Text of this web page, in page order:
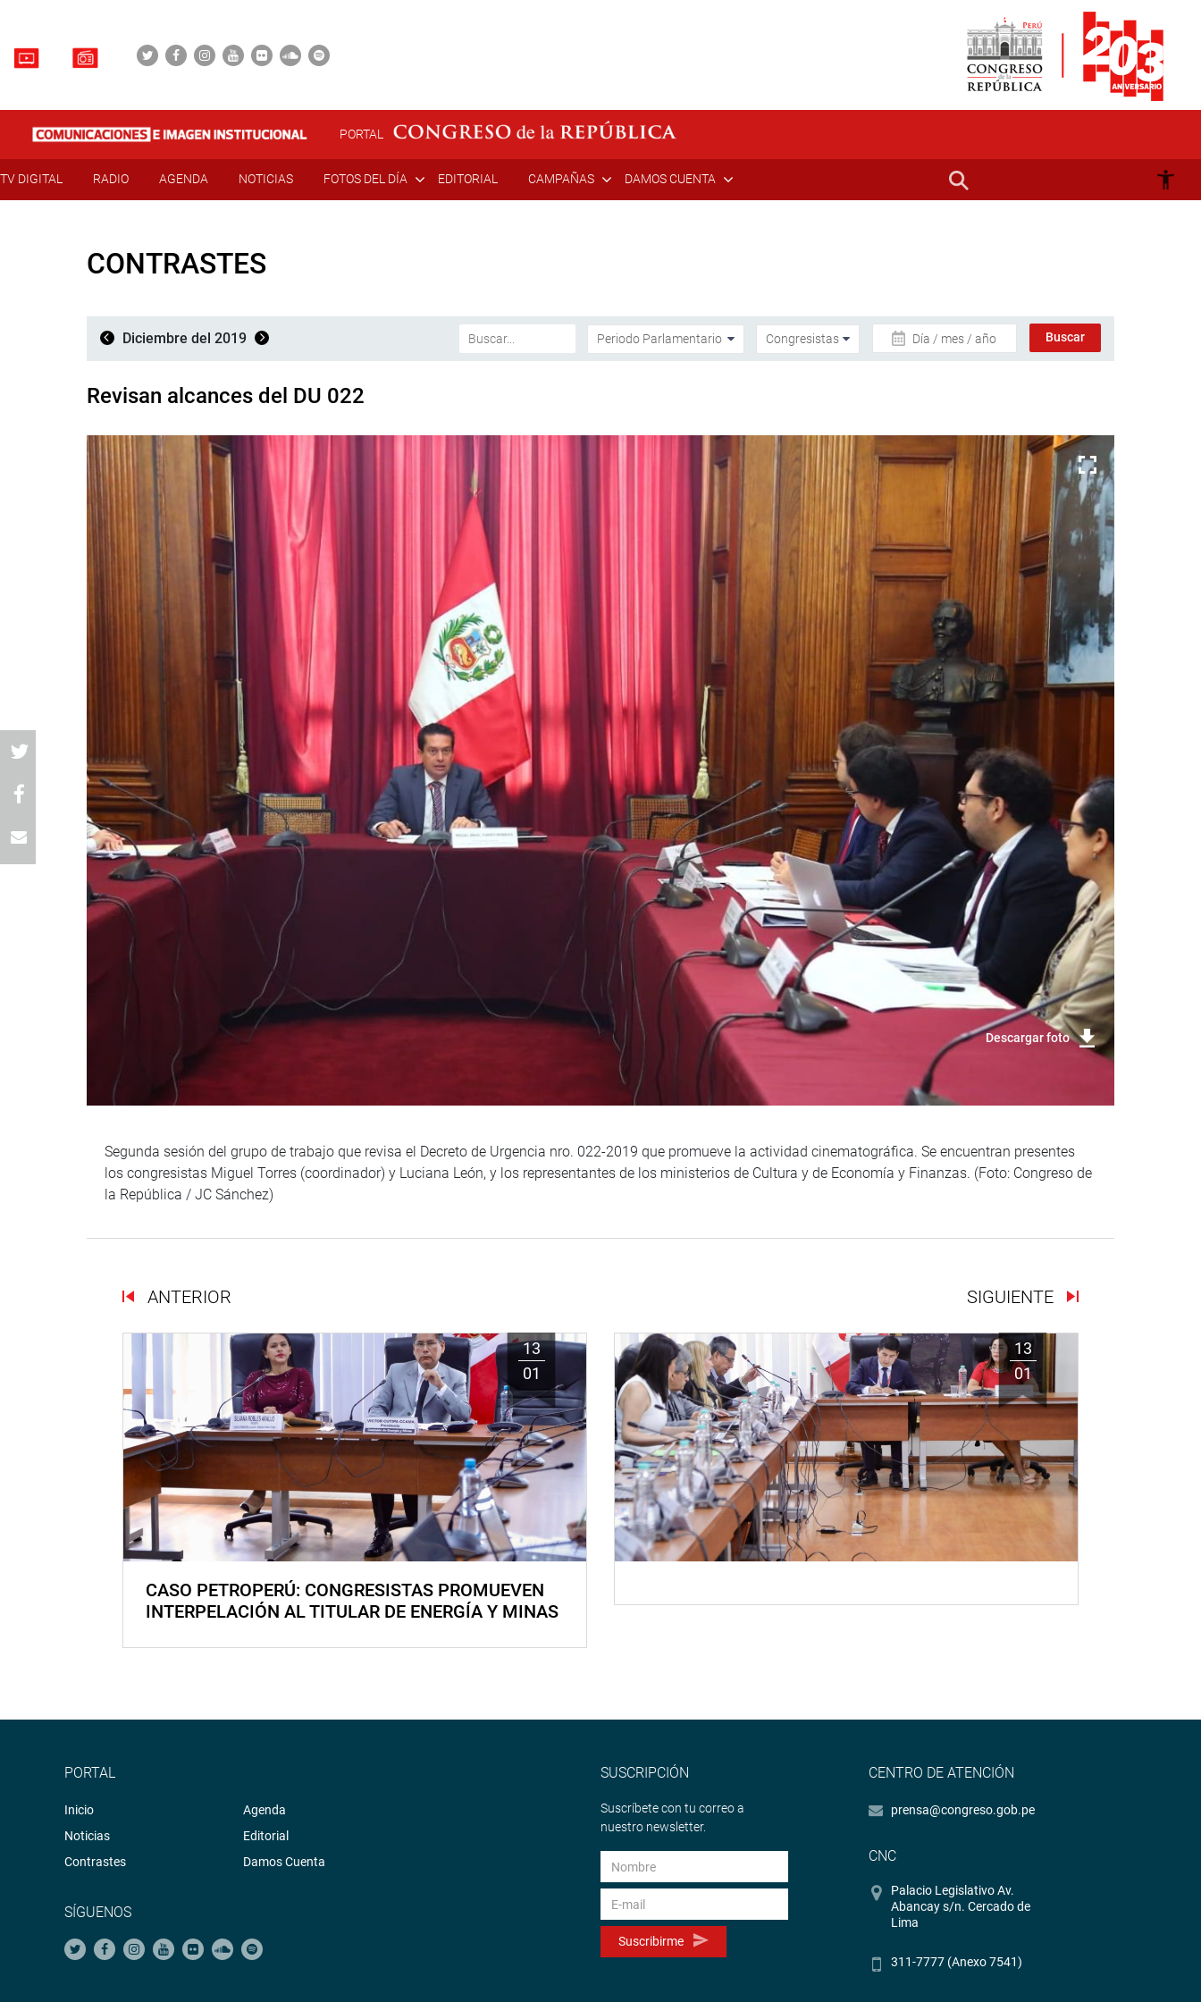
PORTAL
TV DIGITAL RADIO AGENDA NOTICIAS FOTOS DEL DÍA EDITORIAL CAMPAÑAS DAMOS CUENTA
CONTRASTES
Diciembre del 2019 Día / mes / año
Revisan alcances del DU 022
Descargar foto
Segunda sesión del grupo de trabajo que revisa el Decreto de Urgencia nro. 022-2019 que promueve la actividad cinematográfica. Se encuentran presentes
los congresistas Miguel Torres (coordinador) y Luciana León, y los representantes de los ministerios de Cultura y de Economía y Finanzas. (Foto: Congreso de
la República / JC Sánchez)
ANTERIOR SIGUIENTE
13
01
CASO PETROPERÚ: CONGRESISTAS PROMUEVEN
INTERPELACIÓN AL TITULAR DE ENERGÍA Y MINAS
13
01
PORTAL
Inicio
Noticias
Contrastes
Agenda
Editorial
Damos Cuenta
SÍGUENOS
SUSCRIPCIÓN
Suscríbete con tu correo a
nuestro newsletter.
Suscribirme
CENTRO DE ATENCIÓN
prensa@congreso.gob.pe
CNC
Palacio Legislativo Av.
Abancay s/n. Cercado de
Lima
311-7777 (Anexo 7541)